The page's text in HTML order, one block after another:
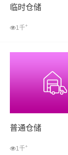
临时仓储
1千+
普通仓储
1千+